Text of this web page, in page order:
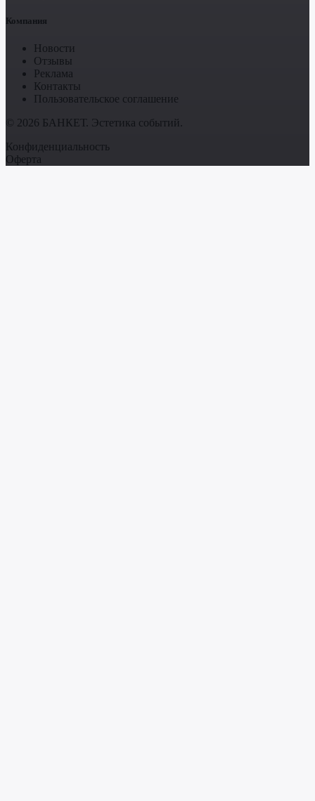
Компания
Новости
Отзывы
Реклама
Контакты
Пользовательское соглашение
© 2026 БАНКЕТ. Эстетика событий.
Конфиденциальность
Оферта